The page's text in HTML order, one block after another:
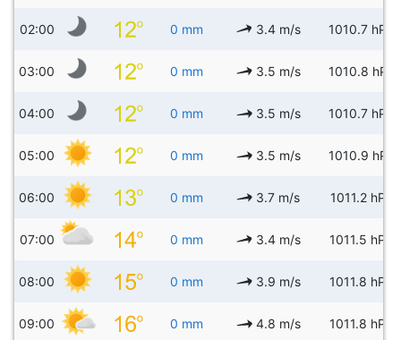
02:00 0 mm 3.4 m/s 1010.7 hPa
03:00 0 mm 3.5 m/s 1010.8 hPa
04:00 0 mm 3.5 m/s 1010.7 hPa
05:00 0 mm 3.5 m/s 1010.9 hPa
06:00 0 mm 3.7 m/s 1011.2 hPa
07:00 0 mm 3.4 m/s 1011.5 hPa
08:00 0 mm 3.9 m/s 1011.8 hPa
09:00 0 mm 4.8 m/s 1011.8 hPa